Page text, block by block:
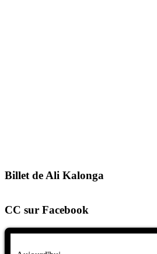
Billet de Ali Kalonga
CC sur Facebook